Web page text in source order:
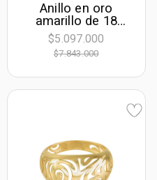
Anillo en oro
amarillo de 18
Kilates, con 3
zafiros centrales
de 0.30 Ct y
$5.097.000
$7.843.000